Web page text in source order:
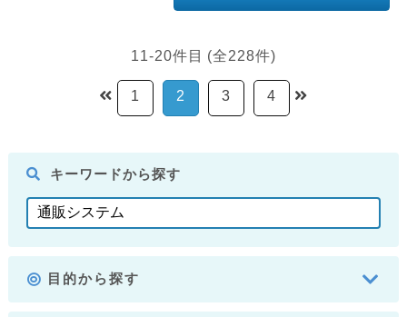
11-20件目 (全228件)
1 2 3 4
キーワードから探す
目的から探す